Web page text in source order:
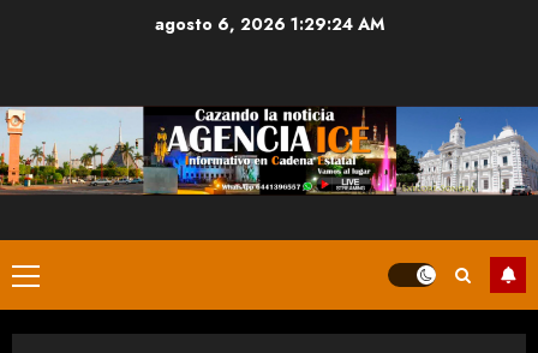
agosto 6, 2026 1:29:24 AM
Menú
principal